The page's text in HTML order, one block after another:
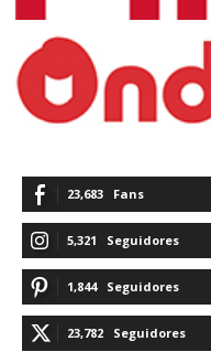
23,683 Fans
5,321 Seguidores
1,844 Seguidores
23,782 Seguidores